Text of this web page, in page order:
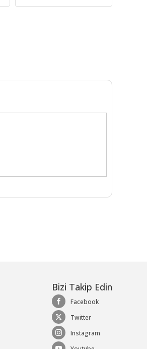
Bizi Takip Edin
Facebook
Twitter
Instagram